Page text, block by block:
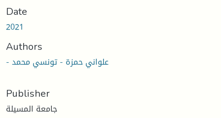
Date
2021
Authors
- علواني حمزة - تونسي محمد
Publisher
جامعة المسيلة